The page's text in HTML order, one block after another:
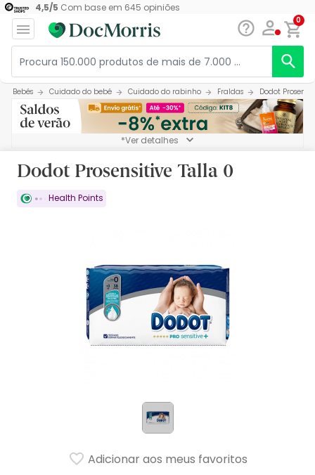
4,5/5 Com base em 645 opiniões
0
Bebés Cuidado do bebé Cuidado do rabinho Fraldas Dodot
*Ver detalhes
Dodot Prosensitive Talla 0
Health Points
Adicionar aos meus favoritos